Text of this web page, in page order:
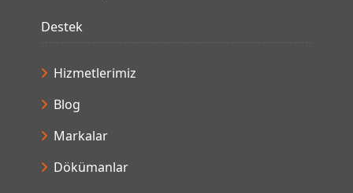
Destek
Hizmetlerimiz
Blog
Markalar
Dökümanlar